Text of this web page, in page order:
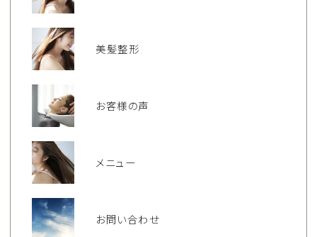
美髪整形
お客様の声
メニュー
お問い合わせ